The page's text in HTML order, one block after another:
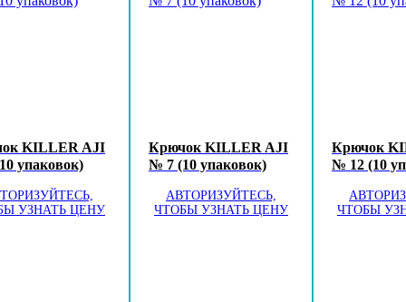
KILLER AJI
упаковок)
УЗНАТЬ ЦЕНУ
Крючок KILLER AJI
№ 7 (10 упаковок)
АВТОРИЗУЙТЕСЬ,
ЧТОБЫ УЗНАТЬ ЦЕНУ
Крючок
№ 12 (10
ЧТОБЫ